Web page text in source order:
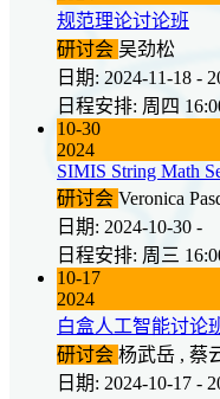
规范理论讨论班
研讨会 吴劲松
日期: 2024-11-18 -
日程安排: 周四
10-30
2024
SIMIS String Math
研讨会 Veronica
日期: 2024-10-30 -
日程安排: 周三
10-17
2024
白盒人工智能讨论
研讨会 杨武岳 , 蔡
日期: 2024-10-17 -